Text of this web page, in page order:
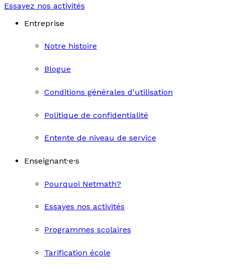
Essayez nos activités
Entreprise
Notre histoire
Blogue
Conditions générales d'utilisation
Politique de confidentialité
Entente de niveau de service
Enseignant·e·s
Pourquoi Netmath?
Essayes nos activités
Programmes scolaires
Tarification école